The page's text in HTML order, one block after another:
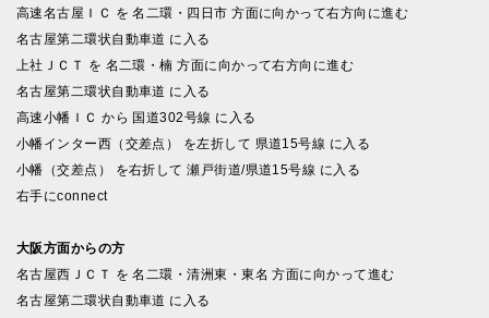
高速名古屋ＩＣ を 名二環・四日市 方面に向かって右方向に進む
名古屋第二環状自動車道 に入る
上社ＪＣＴ を 名二環・楠 方面に向かって右方向に進む
名古屋第二環状自動車道 に入る
高速小幡ＩＣ から 国道302号線 に入る
小幡インター西（交差点） を左折して 県道15号線 に入る
小幡（交差点） を右折して 瀬戸街道/県道15号線 に入る
右手にconnect
大阪方面からの方
名古屋西ＪＣＴ を 名二環・清洲東・東名 方面に向かって進む
名古屋第二環状自動車道 に入る